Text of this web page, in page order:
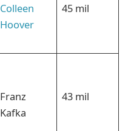
Colleen
Hoover
45 mil
Franz
Kafka
43 mil